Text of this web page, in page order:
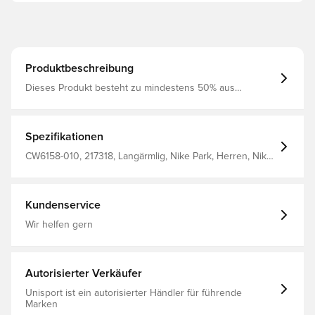
Produktbeschreibung
Dieses Produkt besteht zu mindestens 50% aus
Spezifikationen
CW6158-010, 217318, Langärmlig, Nike Park, Herren, Nike,
Kundenservice
Wir helfen gern
Autorisierter Verkäufer
Unisport ist ein autorisierter Händler für führende
Marken